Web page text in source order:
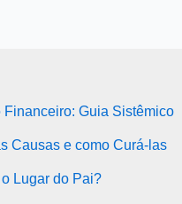
Guia Sistêmico
Causas e como Curá-las
Lugar do Pai?